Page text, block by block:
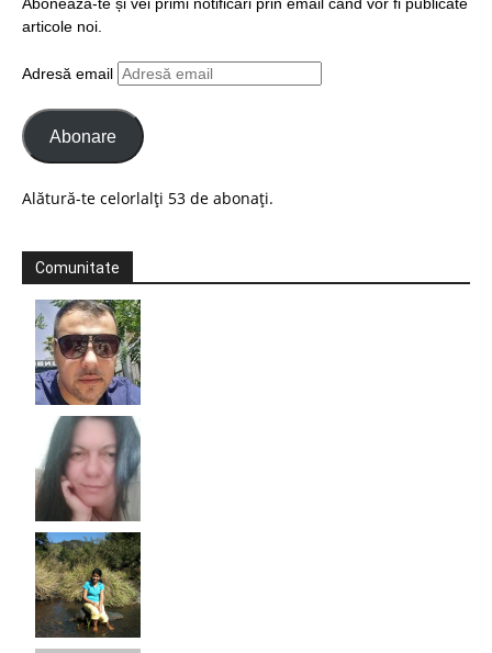
Abonează-te și vei primi notificări prin email când vor fi publicate
articole noi.
Adresă email
Abonare
Alătură-te celorlalți 53 de abonați.
Comunitate